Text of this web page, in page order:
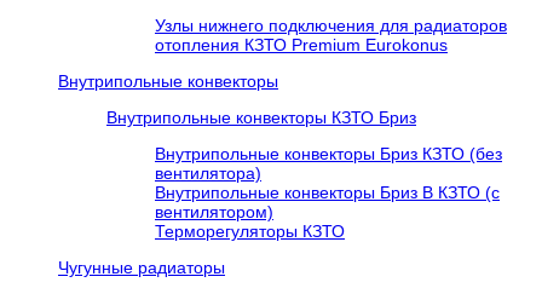
Узлы нижнего подключения для радиаторов
отопления КЗТО Premium Eurokonus
Внутрипольные конвекторы
Внутрипольные конвекторы КЗТО Бриз
Внутрипольные конвекторы Бриз КЗТО (без
вентилятора)
Внутрипольные конвекторы Бриз В КЗТО (с
вентилятором)
Терморегуляторы КЗТО
Чугунные радиаторы